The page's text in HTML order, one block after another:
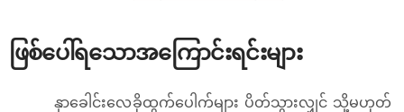
ဖြစ်ပေါ်ရသောအကြောင်းရင်းများ
နှာခေါင်းလေခိုထွက်ပေါက်များ ပိတ်သွားလျှင် သို့မဟုတ်